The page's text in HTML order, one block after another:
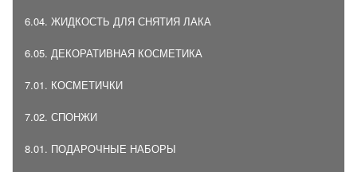
6.04. ЖИДКОСТЬ ДЛЯ СНЯТИЯ ЛАКА
6.05. ДЕКОРАТИВНАЯ КОСМЕТИКА
7.01. КОСМЕТИЧКИ
7.02. СПОНЖИ
8.01. ПОДАРОЧНЫЕ НАБОРЫ